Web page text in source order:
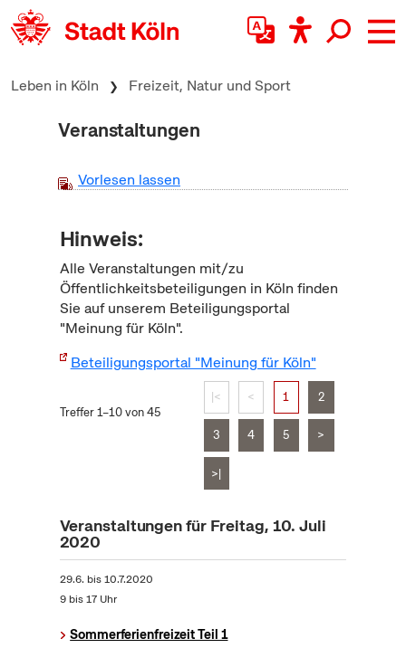
zum Inhalt springen
Leben in Köln Freizeit, Natur und Sport
Veranstaltungen
Vorlesen lassen
Hinweis:
Alle Veranstaltungen mit/zu
Öffentlichkeitsbeteiligungen in Köln finden
Sie auf unserem Beteiligungsportal
"Meinung für Köln".
Beteiligungsportal "Meinung für Köln"
Treffer 1–10 von 45
|< < 1 2
3 4 5 >
>|
Veranstaltungen für Freitag, 10. Juli
2020
29.6. bis10.7.2020
9 bis 17 Uhr
Sommerferienfreizeit Teil 1